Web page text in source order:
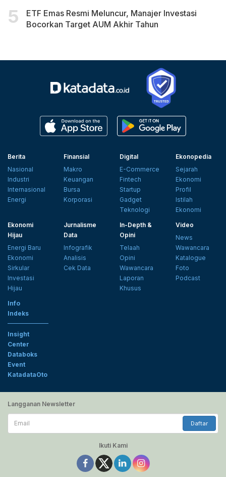
ETF Emas Resmi Meluncur, Manajer Investasi
Bocorkan Target AUM Akhir Tahun
Berita
Nasional
Industri
Internasional
Energi
Finansial
Makro
Keuangan
Bursa
Korporasi
Digital
E-Commerce
Fintech
Startup
Gadget
Teknologi
Ekonopedia
Sejarah
Ekonomi
Profil
Istilah
Ekonomi
Ekonomi
Hijau
Energi Baru
Ekonomi
Sirkular
Investasi
Hijau
Jurnalisme
Data
Infografik
Analisis
Cek Data
In-Depth &
Opini
Telaah
Opini
Wawancara
Laporan
Khusus
Video
News
Wawancara
Katalogue
Foto
Podcast
Info
Indeks
Insight
Center
Databoks
Event
KatadataOto
Langganan Newsletter
Email
Daftar
Ikuti Kami